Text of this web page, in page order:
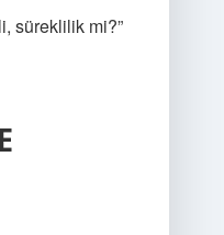
süreklilik mi?”